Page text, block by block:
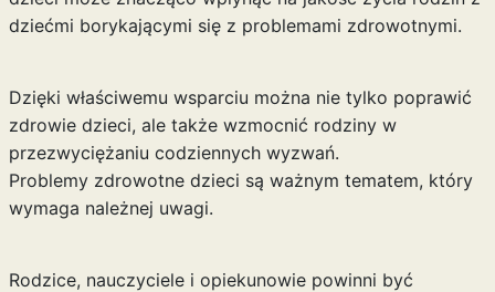
dziećmi borykającymi się z problemami zdrowotnymi.
Dzięki właściwemu wsparciu można nie tylko poprawić
zdrowie dzieci, ale także wzmocnić rodziny w
przezwyciężaniu codziennych wyzwań.
Problemy zdrowotne dzieci są ważnym tematem, który
wymaga należnej uwagi.
Rodzice, nauczyciele i opiekunowie powinni być